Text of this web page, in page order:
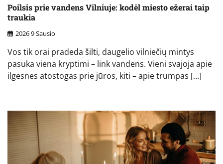
Poilsis prie vandens Vilniuje: kodėl miesto ežerai taip
traukia
2026 9 Sausio
Vos tik orai pradeda šilti, daugelio vilniečių mintys
pasuka viena kryptimi – link vandens. Vieni svajoja apie
ilgesnes atostogas prie jūros, kiti – apie trumpas […]